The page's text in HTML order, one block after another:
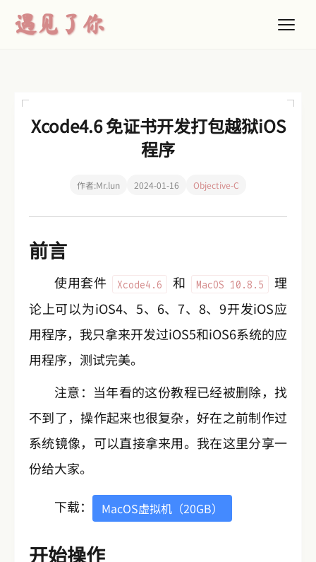
遇见了你
Xcode4.6 免证书开发打包越狱iOS
程序
作者:Mr.lun 2024-01-16 Objective-C
前言
使用套件 Xcode4.6 和 MacOS 10.8.5
理
论上可以为iOS4、5、6、7、8、9开发iOS应
用程序，我只拿来开发过iOS5和iOS6系统的应
用程序，测试完美。
注意：当年看的这份教程已经被删除，找
不到了，操作起来也很复杂，好在之前制作过
系统镜像，可以直接拿来用。我在这里分享一
份给大家。
下载： MacOS虚拟机（20GB）
开始操作